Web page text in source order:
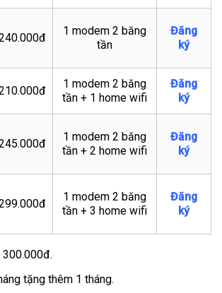
1 modem 2 băng
tần
Đăng
ký
1 modem 2 băng
tần + 1 home wifi
Đăng
ký
1 modem 2 băng
tần + 2 home wifi
Đăng
ký
1 modem 2 băng
tần + 3 home wifi
Đăng
ký
300.000đ.
tặng thêm 1 tháng.